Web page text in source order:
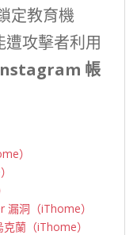
定教育機
攻擊者利用
帳
）
漏洞（iThome）
蘭（iThome）